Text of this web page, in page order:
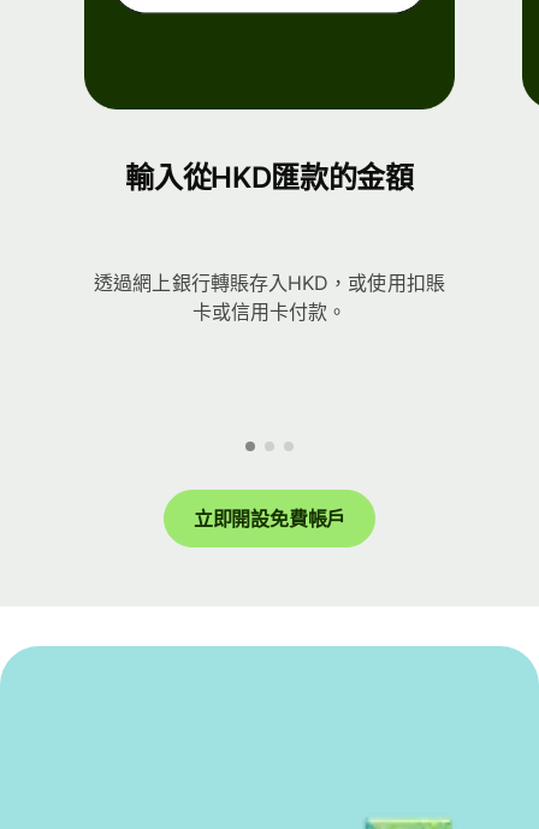
輸入從HKD匯款的金額
透過網上銀行轉賬存入HKD，或使用扣賬
卡或信用卡付款。
立即開設免費帳戶